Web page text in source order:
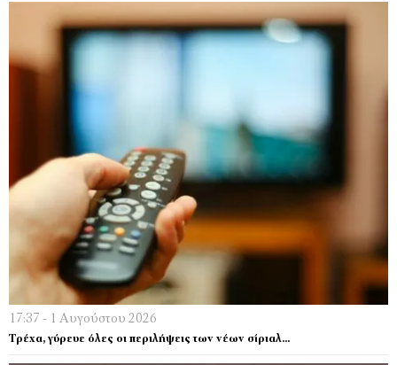
17:37 - 1 Αυγούστου 2026
Τρέχα, γύρευε όλες οι περιλήψεις των νέων σίριαλ…